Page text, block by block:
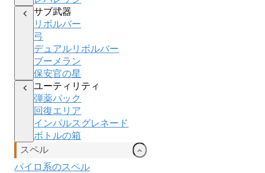
サブ武器
リボルバー
弓
デュアルリボルバー
ブーメラン
保安官の星
ユーティリティ
弾薬パック
回復エリア
インパルスグレネード
ボトルの箱
スペル
パイロ系のスペル